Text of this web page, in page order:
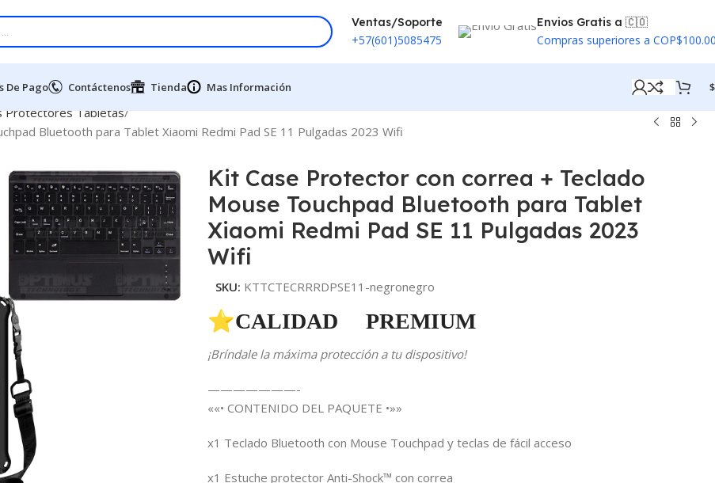
Ventas/Soporte
+57(601)5085475
Envios Gratis a 🇨🇴
Compras superiores a
De Pago Contáctenos Tienda Mas Información $
Protectores Tabletas
Bluetooth para Tablet Xiaomi Redmi Pad SE 11 Pulgadas 2023 Wifi
Kit Case Protector con correa + Teclado
Mouse Touchpad Bluetooth para Tablet
Xiaomi Redmi Pad SE 11 Pulgadas 2023
Wifi
SKU: KTTCTECRRRDPSE11-negronegro
⭐CALIDAD PREMIUM
¡Bríndale la máxima protección a tu dispositivo!
———————-
««• CONTENIDO DEL PAQUETE •»»
x1 Teclado Bluetooth con Mouse Touchpad y teclas de fácil acceso
x1 Estuche protector Anti-Shock™ con correa